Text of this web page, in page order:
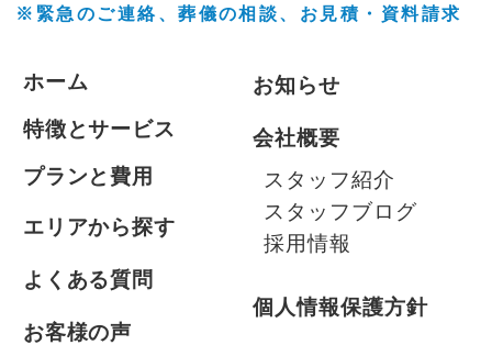
※緊急のご連絡、葬儀の相談、 お見積・資料請求
ホーム
特徴とサービス
プランと費用
エリアから探す
よくある質問
お客様の声
お知らせ
会社概要
スタッフ紹介
スタッフブログ
採用情報
個人情報保護方針